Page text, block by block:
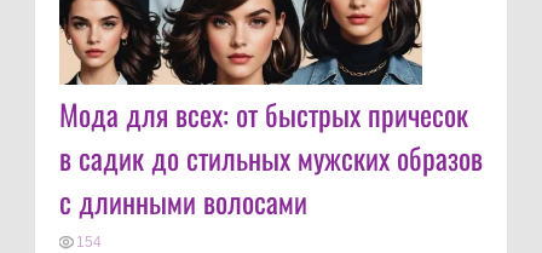
Мода для всех: от быстрых причесок
в садик до стильных мужских образов
с длинными волосами
154